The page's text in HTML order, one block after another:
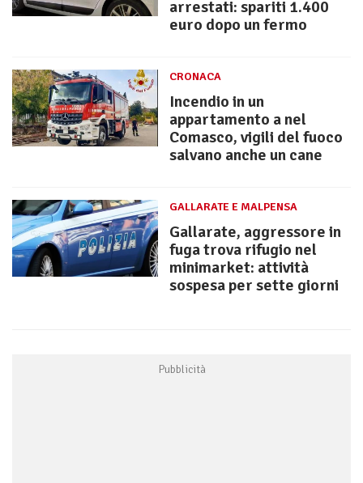
arrestati: spariti 1.400
euro dopo un fermo
CRONACA
Incendio in un
appartamento a nel
Comasco, vigili del fuoco
salvano anche un cane
GALLARATE E MALPENSA
Gallarate, aggressore in
fuga trova rifugio nel
minimarket: attività
sospesa per sette giorni